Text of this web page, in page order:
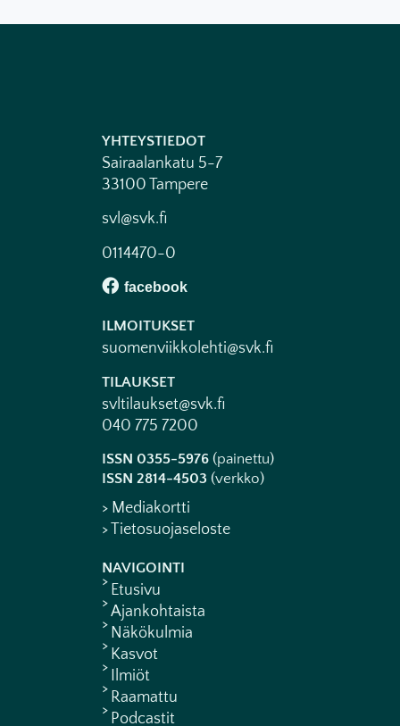
YHTEYSTIEDOT
Sairaalankatu 5-7
33100 Tampere
svl@svk.fi
0114470-0
ILMOITUKSET
suomenviikkolehti@svk.fi
TILAUKSET
svltilaukset@svk.fi
040 775 7200
ISSN 0355-5976 (painettu)
ISSN 2814-4503 (verkko)
> Mediakortti
> Tietosuojaseloste
NAVIGOINTI
Etusivu
Ajankohtaista
Näkökulmia
Kasvot
Ilmiöt
Raamattu
Podcastit